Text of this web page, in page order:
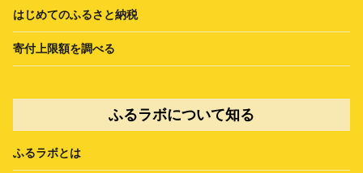
はじめてのふるさと納税
寄付上限額を調べる
ふるラボについて知る
ふるラボとは